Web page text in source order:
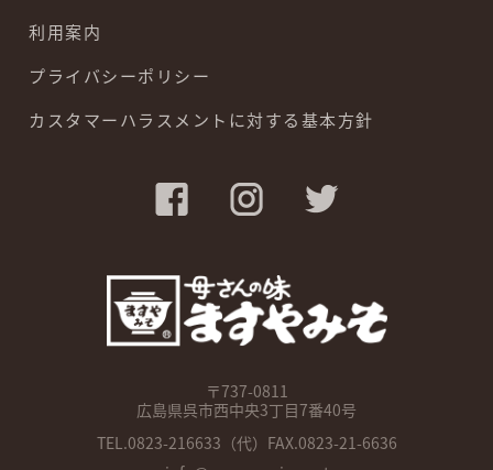
利用案内
プライバシーポリシー
カスタマーハラスメントに対する基本方針
〒737-0811
広島県呉市西中央3丁目7番40号
TEL.0823-216633 （代）FAX.0823-21-6636